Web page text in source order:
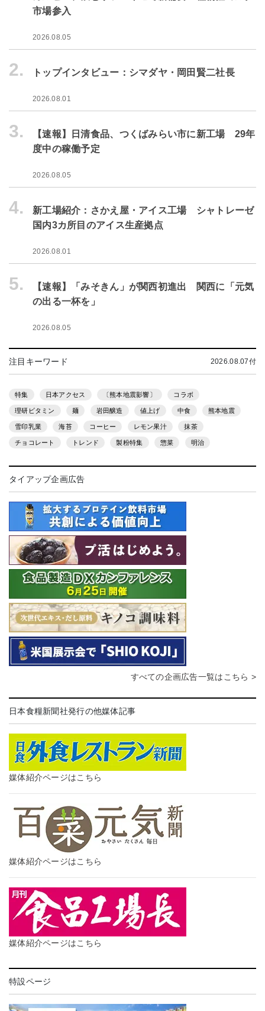
市場参入
2026.08.05
2. トップインタビュー：シマダヤ・岡田賢二社長
2026.08.01
3.
【速報】日清食品、つくばみらい市に新工場 29年
度中の稼働予定
2026.08.05
4.
新工場紹介：さかえ屋・アイス工場 シャトレーゼ
国内3カ所目のアイス生産拠点
2026.08.01
5.
【速報】「みそきん」が関西初進出 関西に「元気
の出る一杯を」
2026.08.05
注目キーワード 2026.08.07付
特集 日本アクセス 〔熊本地震影響〕 コラボ
理研ビタミン 麺 岩田醸造 値上げ 中食 熊本地震
雪印乳業 海苔 コーヒー レモン果汁 抹茶
チョコレート トレンド 製粉特集 惣菜 明治
タイアップ企画広告
すべての企画広告一覧はこちら >
日本食糧新聞社発行の他媒体記事
媒体紹介ページはこちら
媒体紹介ページはこちら
媒体紹介ページはこちら
特設ページ